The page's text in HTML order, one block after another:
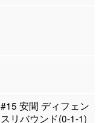
#15 安間 ディフェン
スリバウンド(0-1-1)